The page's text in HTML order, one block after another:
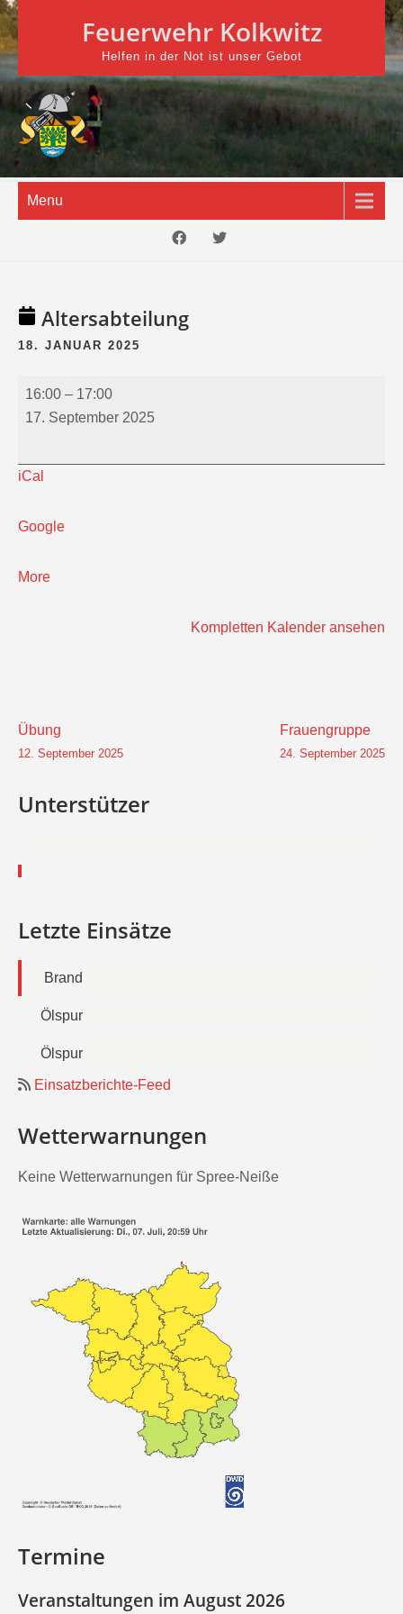
Skip
to
content
Feuerwehr Kolkwitz
Helfen in der Not ist unser Gebot
Menu
Altersabteilung
18. JANUAR 2025
Altersabteilung
16:00 – 17:00
17. September 2025
iCal
Google
Moreabout
Kompletten Kalender ansehen
Beitragsnavigation
Übung
12. September 2025
Frauengruppe
24. September 2025
Unterstützer
Letzte Einsätze
Brand
Ölspur
Ölspur
Einsatzberichte-Feed
Wetterwarnungen
Keine Wetterwarnungen für Spree-Neiße
Termine
Veranstaltungen im August 2026